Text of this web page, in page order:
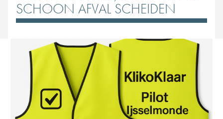
SCHOON AFVAL SCHEIDEN